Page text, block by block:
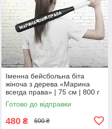
Іменна бейсбольна біта
жіноча з дерева «Марина
всегда права» | 75 см | 800 г
Готово до відправки
480 ₴ 600 ₴